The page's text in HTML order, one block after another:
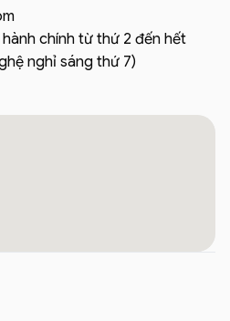
chính từ thứ 2 đến hết
nghỉ sáng thứ 7)